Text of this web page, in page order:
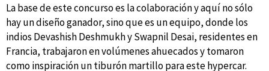
La base de este concurso es la colaboración y aquí no sólo
hay un diseño ganador, sino que es un equipo, donde los
indios Devashish Deshmukh y Swapnil Desai, residentes en
Francia, trabajaron en volúmenes ahuecados y tomaron
como inspiración un tiburón martillo para este hypercar.